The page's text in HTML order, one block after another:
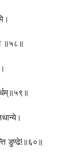
॥५८॥
डुण्ढे!॥६०॥